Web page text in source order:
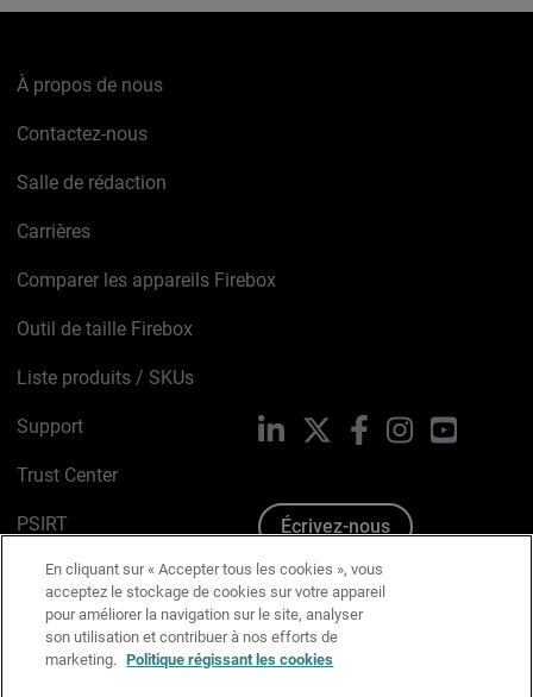
À propos de nous
Contactez-nous
Salle de rédaction
Carrières
Comparer les appareils Firebox
Outil de taille Firebox
Liste produits / SKUs
Support
Trust Center
PSIRT
Avis sur les cookies
Politique de confidentialité
Charte Graphique
LinkedIn FacebookInstagramYouTube
Écrivez-nous
En cliquant sur « Accepter tous les cookies », vous
acceptez le stockage de cookies sur votre appareil
pour améliorer la navigation sur le site, analyser
son utilisation et contribuer à nos efforts de
marketing. Politique régissant les cookies